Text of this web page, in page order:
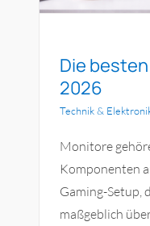
Die
2026
Technik &
Monitore
Komponenten
Gaming-Setup,
maßgeblich